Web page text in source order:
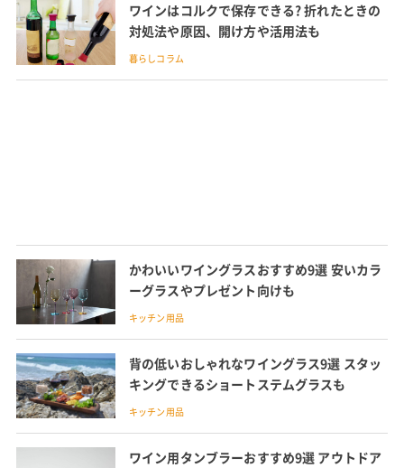
ワインはコルクで保存できる? 折れたときの
対処法や原因、開け方や活用法も
暮らしコラム
かわいいワイングラスおすすめ9選 安いカラ
ーグラスやプレゼント向けも
キッチン用品
背の低いおしゃれなワイングラス9選 スタッ
キングできるショートステムグラスも
キッチン用品
ワイン用タンブラーおすすめ9選 アウトドア